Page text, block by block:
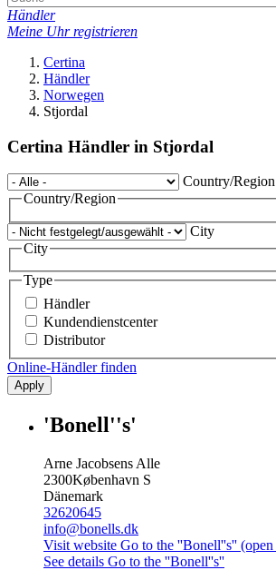
Händler
Meine Uhr registrieren
Certina
Händler
Norwegen
Stjordal
Certina Händler in Stjordal
Country/Region
Country/Region
City
City
Type
Händler
Kundendienstcenter
Distributor
Online-Händler finden
Apply
'Bonell''s'
Arne Jacobsens Alle
2300København S
Dänemark
32620645
info@bonells.dk
Visit website Go to the ''Bonell''s''
See details Go to the ''Bonell''s''